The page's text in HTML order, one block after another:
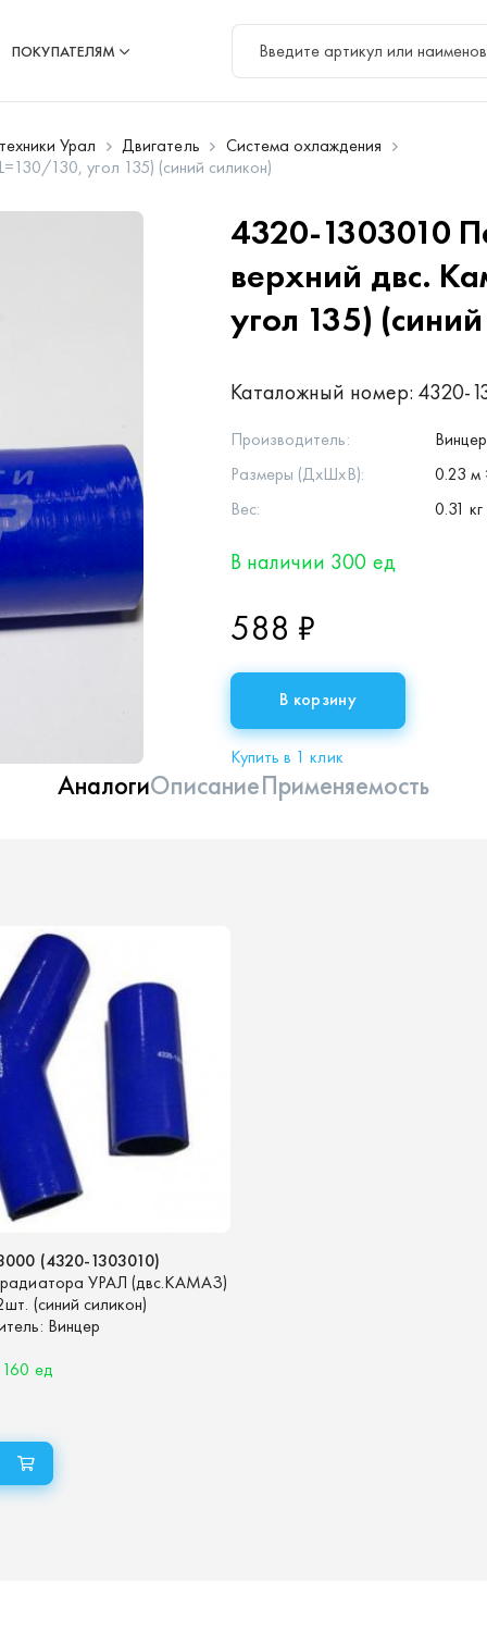
ПОКУПАТЕЛЯМ
Урал Двигатель
Система охлаждения
130, угол 135) (синий силикон)
4320-1303010
верхний двс.
угол 135)
Каталожный номер: 4320-
Производитель:
Винцер
Размеры (ДхШхВ):
0.23 м
Вес:
0.31 кг
В наличии 300 ед
588 ₽
В корзину
Купить в 1 клик
АналогиОписаниеПрименяемость
(4320-1303010)
УРАЛ (двс.КАМАЗ)
(синий силикон)
Винцер
ед